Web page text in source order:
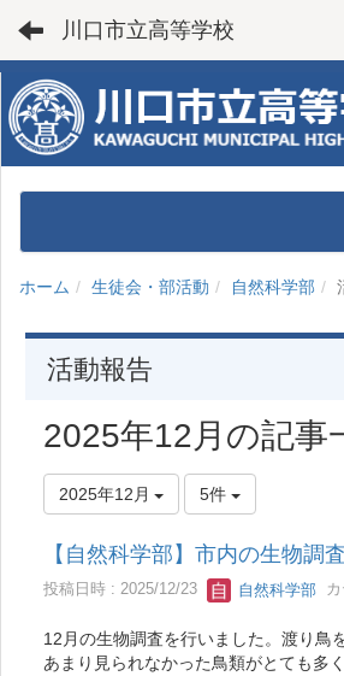
川口市立高等学校
ホーム 生徒会・部活動 自然科学部
活動報告
2025年12月の記事
2025年12月 5件
【自然科学部】市内の生物調
投稿日時 : 2025/12/23 自然科学部 カ
12月の生物調査を行いました。渡り鳥
あまり見られなかった鳥類がとても多